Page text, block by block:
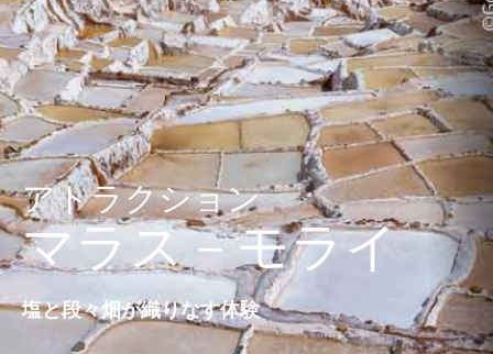
アトラクション
マラス－モライ
塩と段々畑が織りなす体験